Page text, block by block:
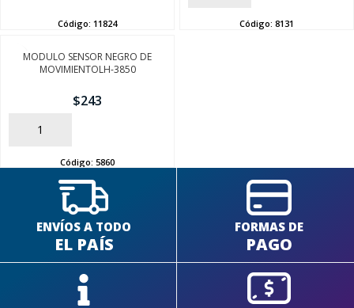
Código: 11824 Código: 8131
MODULO SENSOR NEGRO DE
MOVIMIENTOLH-3850
$243
AÑADIR
Código: 5860
ENVÍOS A TODO
EL PAÍS
FORMAS DE
PAGO